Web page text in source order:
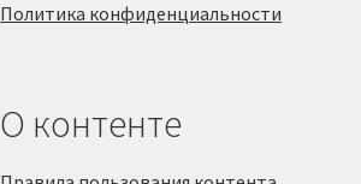
Политика конфиденциальности
О контенте